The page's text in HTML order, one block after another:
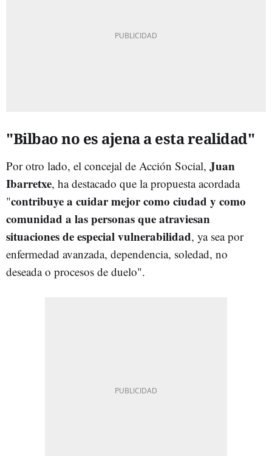
"Bilbao no es ajena a esta realidad"
Por otro lado, el concejal de Acción Social, Juan
Ibarretxe, ha destacado que la propuesta acordada
"contribuye a cuidar mejor como ciudad y como
comunidad a las personas que atraviesan
situaciones de especial vulnerabilidad, ya sea por
enfermedad avanzada, dependencia, soledad, no
deseada o procesos de duelo".